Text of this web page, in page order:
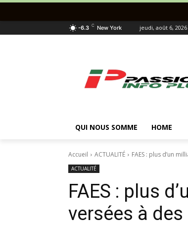
-6.3 C New York jeudi, août 6, 2026
QUI NOUS SOMME HOME
Accueil ACTUALITÉ FAES : plus d’un
ACTUALITÉ
FAES : plus
versées à des